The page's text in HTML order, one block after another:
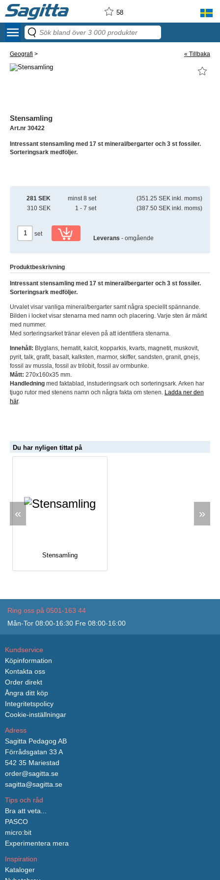
58
menu
Geografi > « Tillbaka
Stensamling
Art.nr 30422
Intressant stensamling med 17 st mineral/bergarter och 3 st fossiler.
Sorteringsark medföljer.
281 SEK minst 8 set
(351.25 SEK inkl. moms)
310 SEK
1 - 7 set (387.50 SEK inkl. moms)
set
Leverans - omgående
Produktbeskrivning
Intressant stensamling med 17 st mineral/bergarter och 3 st fossiler.
Sorteringsark medföljer.
Urvalet visar vanliga mineral/bergarter samt några speciellt spännande.
Bilden i locket visar stenarna med namn och placering. Varje sten är märkt
med nummer.
Med sorteringsarket tränar eleven på att identifiera stenarna.
Innehåll: Blyglans, hematit, kalcit, kopparkis, kvarts, magnetit, muskovit,
pyrit, talk, grafit, basalt, kalksten, marmor, skiffer, sandsten, granit, gnejs,
fossil av mussla, fossil av trilobit, fossil av ormbunke.
Mått: 270x160x35 mm.
Handledning med faktablad, instuderingsark och sorteringsark. Arken har
tjugo rutor med stenens namn och några fakta om stenen. Ladda ner den
här.
Du har nyligen tittat på
«
Stensamling
»
Ring oss på 0501-163 44
Mån-Tor 08:00-16:30 Fre 08:00-16:00
Kundservice
Köpinformation
Kontakta oss
Order direkt
Ångra ditt köp
Integritetspolicy
Cookie-inställningar
Adress
Sagitta Pedagog AB
Förrådsgatan 33 A
542 35 Mariestad
order@sagitta.se
sagitta@sagitta.se
Tips och råd
Bra att veta...
PASCO
micro:bit
Experimentera mera
Inspiration
Kataloger